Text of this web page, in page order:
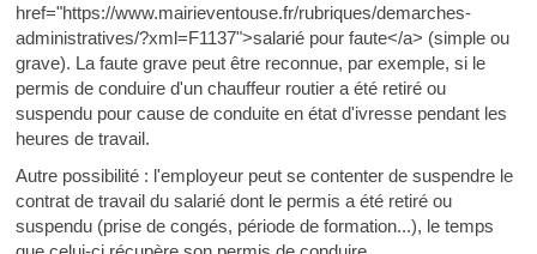
href="https://www.mairieventouse.fr/rubriques/demarches-
administratives/?xml=F1137">salarié pour faute</a> (simple ou
grave). La faute grave peut être reconnue, par exemple, si le
permis de conduire d'un chauffeur routier a été retiré ou
suspendu pour cause de conduite en état d'ivresse pendant les
heures de travail.
Autre possibilité : l'employeur peut se contenter de suspendre le
contrat de travail du salarié dont le permis a été retiré ou
suspendu (prise de congés, période de formation...), le temps